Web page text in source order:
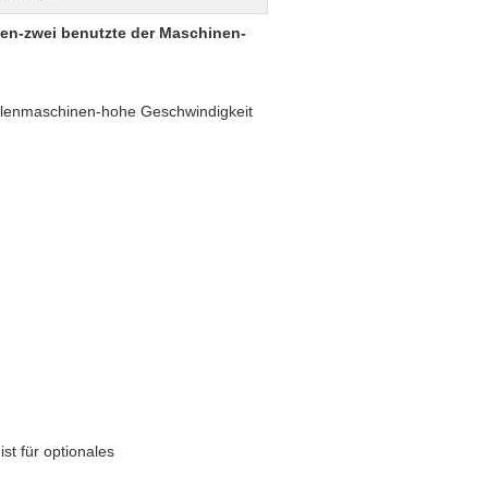
zwei benutzte der Maschinen-
hohe Geschwindigkeit
für optionales